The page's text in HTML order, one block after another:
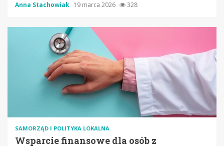
Anna Stachowiak 19 marca 2026 328
SAMORZĄD I POLITYKA LOKALNA
Wsparcie finansowe dla osób z